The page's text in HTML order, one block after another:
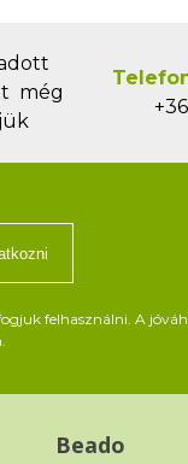
még
felhasználni. A
Beado